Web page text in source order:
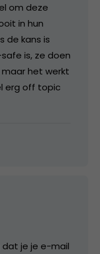
om deze
in hun
de kans is
is, ze doen
het werkt
erg off topic
dat je je e-mail